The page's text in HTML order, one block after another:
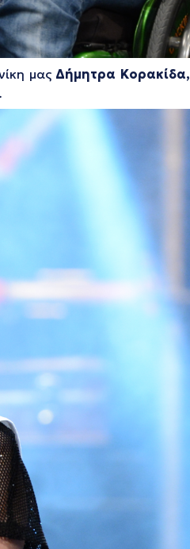
μας Δήμητρα Κορακίδα,